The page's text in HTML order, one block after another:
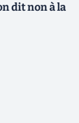
dit non à la